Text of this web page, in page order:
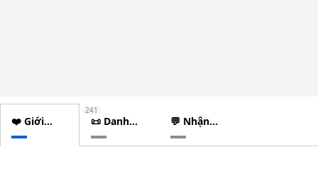
❤️ Giới
thiệu
📜 Danh
sách
chương
241
💬 Nhận
xét